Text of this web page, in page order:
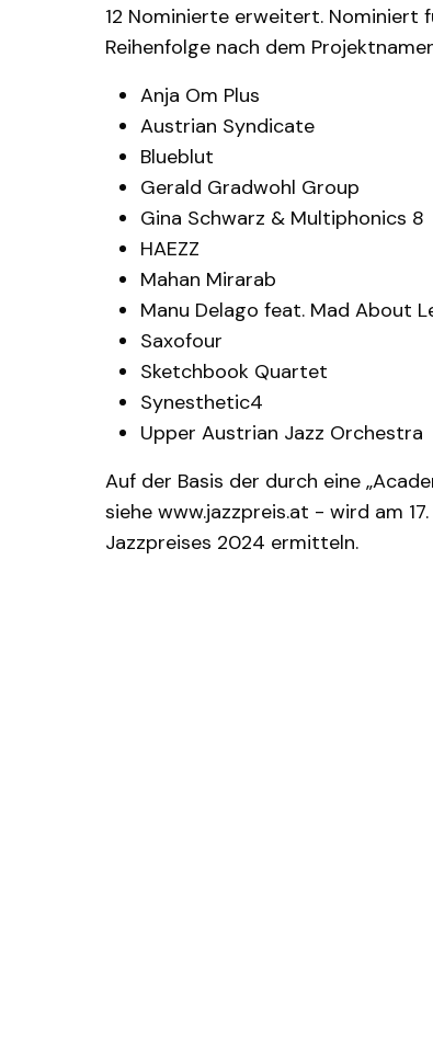
12 Nominierte erweitert. Nominiert
Reihenfolge nach dem
Anja Om Plus
Austrian Syndicate
Blueblut
Gerald Gradwohl Group
Gina Schwarz & Multiphonics 8
HAEZZ
Mahan Mirarab
Manu Delago feat. Mad About
Saxofour
Sketchbook Quartet
Synesthetic4
Upper Austrian Jazz Orchestra
Auf der Basis der durch eine
siehe www.jazzpreis.at - wird am
Jazzpreises 2024 ermitteln.